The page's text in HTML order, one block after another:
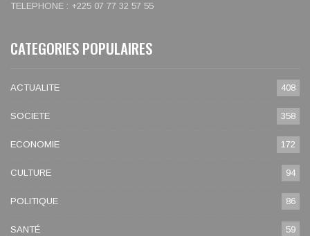
TELEPHONE : +225 07 77 32 57 55
CATEGORIES POPULAIRES
ACTUALITE 408
SOCIETE 358
ECONOMIE 172
CULTURE 94
POLITIQUE 86
SANTÉ 59